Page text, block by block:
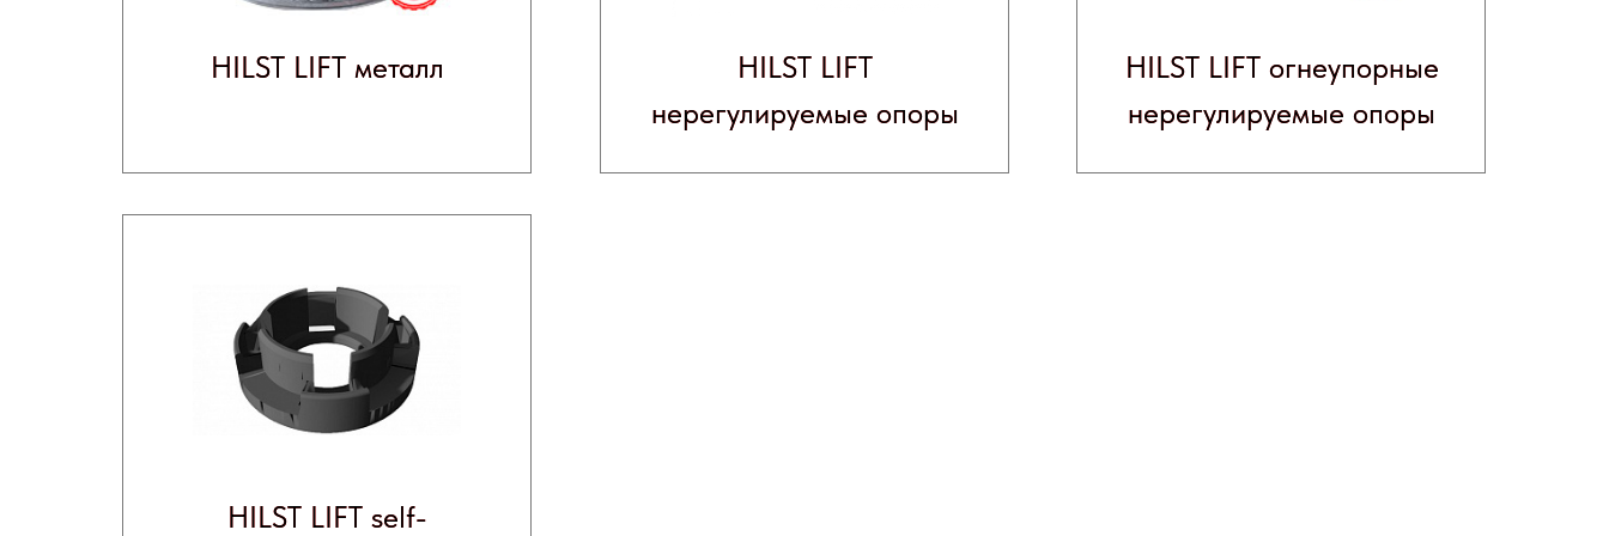
HILST LIFT self-
leveling аксессуары
HILST LIFT self-
leveling аксессуары